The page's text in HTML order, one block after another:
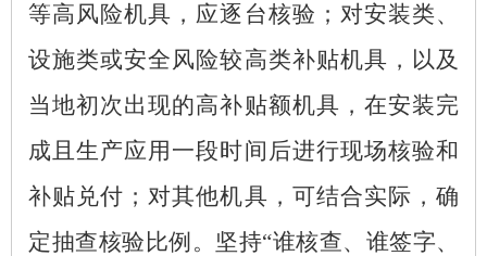
等高风险机具，应逐台核验；对安装类、
设施类或安全风险较高类补贴机具，以及
当地初次出现的高补贴额机具，在安装完
成且生产应用一段时间后进行现场核验和
补贴兑付；对其他机具，可结合实际，确
定抽查核验比例。坚持“谁核查、谁签字、